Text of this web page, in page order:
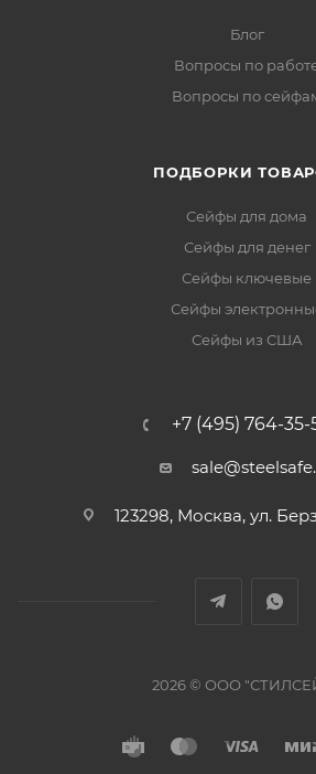
Блог
Вопросы по
Вопросы по
ПОДБОРКИ
Сейфы для дома
Сейфы для денег
Сейфы ключевые
Сейфы
Сейфы из США
+7 (495) 764-35-
123298, Москва, ул.
2026 © ООО